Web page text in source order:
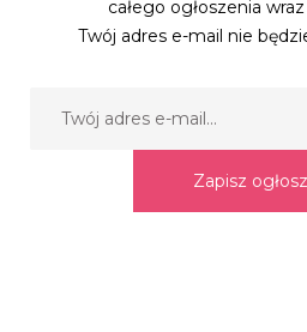
całego ogłoszenia
Twój adres e-mail nie
Zapisz